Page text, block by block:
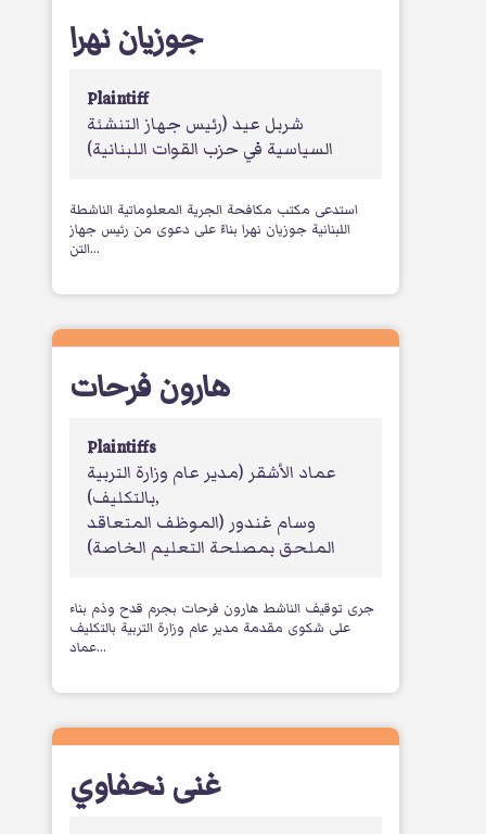
جوزيان نهرا
Plaintiff
شربل عيد (رئيس جهاز التنشئة
السياسية في حزب القوات اللبنانية)
استدعى مكتب مكافحة الجرية المعلوماتية الناشطة
اللبنانية جوزيان نهرا بناءً على دعوى من رئيس جهاز
التن...
هارون فرحات
Plaintiffs
عماد الأشقر (مدير عام وزارة التربية
بالتكليف),
وسام غندور (الموظف المتعاقد
الملحق بمصلحة التعليم الخاصة)
جرى توقيف الناشط هارون فرحات بجرم قدح وذم بناء
على شكوى مقدمة مدير عام وزارة التربية بالتكليف
عماد...
غنى نحفاوي